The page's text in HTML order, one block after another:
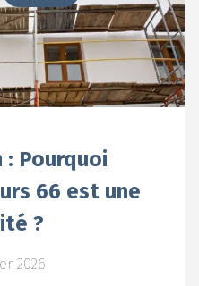
: Pourquoi
66 est une
?
2026